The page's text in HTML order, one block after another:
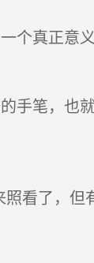
个真正意
笔，也就
看了，但